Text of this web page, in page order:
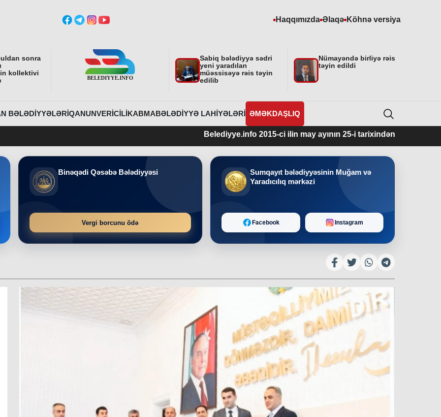
Haqqımızda Əlaqə Köhnə versiya
sonra
kollektivi
Sabiq bələdiyyə sədri
yeni yaradılan
müəssisəyə rəis təyin
edilib
Nümayəndə birliyə rəis
təyin edildi
BƏLƏDIYYƏLƏRIQANUNVERICILIKABMABƏLƏDIYYƏ LAHIYƏLƏRI ƏMƏKDAŞLIQ
Belediyye.info 2015-ci ilin may ayının 25-i tarixindən fəaliyyətdədir.
Binəqədi Qəsəbə Bələdiyyəsi
Vergi borcunu ödə
Sumqayıt bələdiyyəsinin Muğam və
Yaradıcılıq mərkəzi
Facebook Instagram